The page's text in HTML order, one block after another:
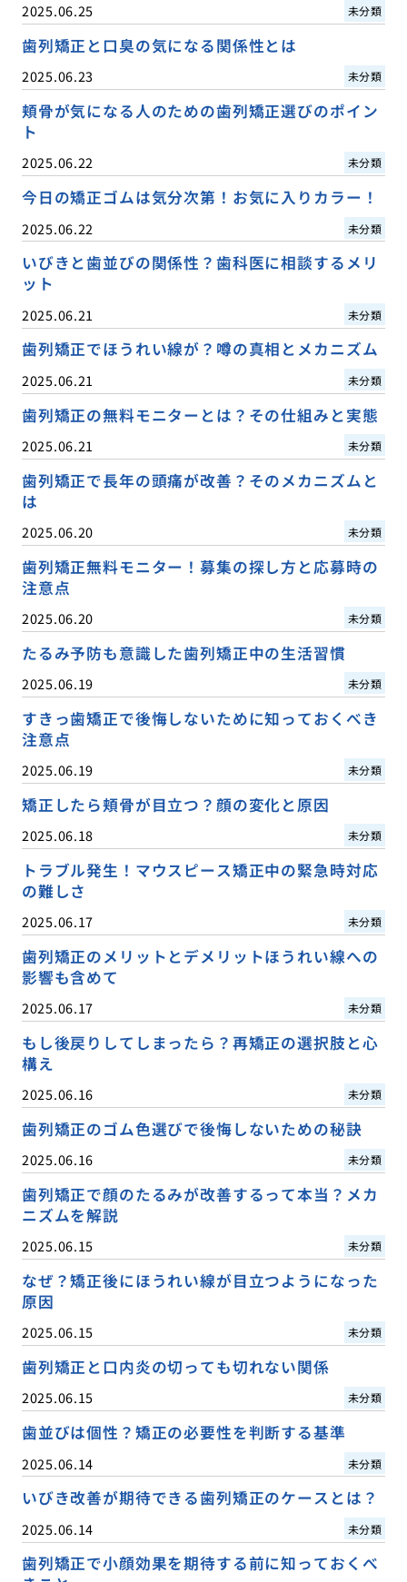
2025.06.25 未分類
歯列矯正と口臭の気になる関係性とは
2025.06.23 未分類
頬骨が気になる人のための歯列矯正選びのポイン
ト
2025.06.22 未分類
今日の矯正ゴムは気分次第！お気に入りカラー！
2025.06.22 未分類
いびきと歯並びの関係性？歯科医に相談するメリ
ット
2025.06.21 未分類
歯列矯正でほうれい線が？噂の真相とメカニズム
2025.06.21 未分類
歯列矯正の無料モニターとは？その仕組みと実態
2025.06.21 未分類
歯列矯正で長年の頭痛が改善？そのメカニズムと
は
2025.06.20 未分類
歯列矯正無料モニター！募集の探し方と応募時の
注意点
2025.06.20 未分類
たるみ予防も意識した歯列矯正中の生活習慣
2025.06.19 未分類
すきっ歯矯正で後悔しないために知っておくべき
注意点
2025.06.19 未分類
矯正したら頬骨が目立つ？顔の変化と原因
2025.06.18 未分類
トラブル発生！マウスピース矯正中の緊急時対応
の難しさ
2025.06.17 未分類
歯列矯正のメリットとデメリットほうれい線への
影響も含めて
2025.06.17 未分類
もし後戻りしてしまったら？再矯正の選択肢と心
構え
2025.06.16 未分類
歯列矯正のゴム色選びで後悔しないための秘訣
2025.06.16 未分類
歯列矯正で顔のたるみが改善するって本当？メカ
ニズムを解説
2025.06.15 未分類
なぜ？矯正後にほうれい線が目立つようになった
原因
2025.06.15 未分類
歯列矯正と口内炎の切っても切れない関係
2025.06.15 未分類
歯並びは個性？矯正の必要性を判断する基準
2025.06.14 未分類
いびき改善が期待できる歯列矯正のケースとは？
2025.06.14 未分類
歯列矯正で小顔効果を期待する前に知っておくべ